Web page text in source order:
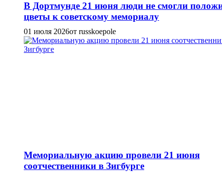
В Дортмунде 21 июня люди не смогли
цветы к советскому мемориалу
01 июля 2026от russkoepole
Мемориальную акцию провели 21 июня
соотчественники в Зигбурге